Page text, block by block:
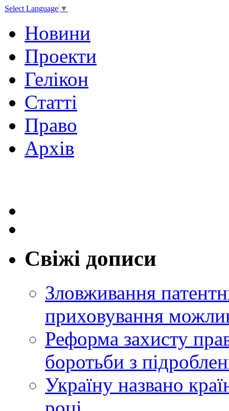
Select Language ▼
Новини
Проекти
Гелікон
Статті
Право
Архів
Свіжі дописи
Зловживання
приховування
Реформа захисту
боротьби з
Україну названо